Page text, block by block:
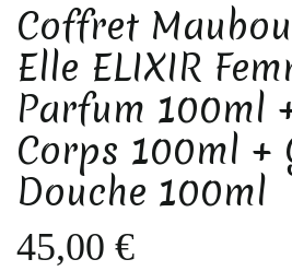
Coffret
Elle ELIXIR
Parfum 100ml
Corps 100ml +
Douche 100ml
45,00 €